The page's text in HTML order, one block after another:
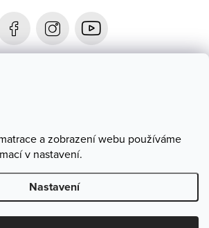
a zobrazení webu používáme
v nastavení.
Nastavení
Matrace. Všechna práva vyhrazena.